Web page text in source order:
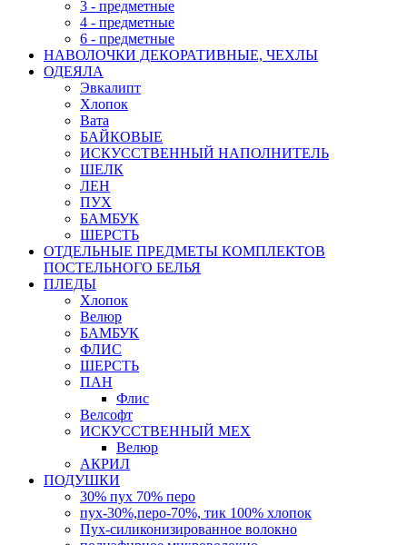
3 - предметные
4 - предметные
6 - предметные
НАВОЛОЧКИ ДЕКОРАТИВНЫЕ, ЧЕХЛЫ
ОДЕЯЛА
Эвкалипт
Хлопок
Вата
БАЙКОВЫЕ
ИСКУССТВЕННЫЙ НАПОЛНИТЕЛЬ
ШЕЛК
ЛЕН
ПУХ
БАМБУК
ШЕРСТЬ
ОТДЕЛЬНЫЕ ПРЕДМЕТЫ КОМПЛЕКТОВ
ПОСТЕЛЬНОГО БЕЛЬЯ
ПЛЕДЫ
Хлопок
Велюр
БАМБУК
ФЛИС
ШЕРСТЬ
ПАН
Флис
Велсофт
ИСКУССТВЕННЫЙ МЕХ
Велюр
АКРИЛ
ПОДУШКИ
30% пух 70% перо
пух-30%,перо-70%, тик 100% хлопок
Пух-силиконизированное волокно